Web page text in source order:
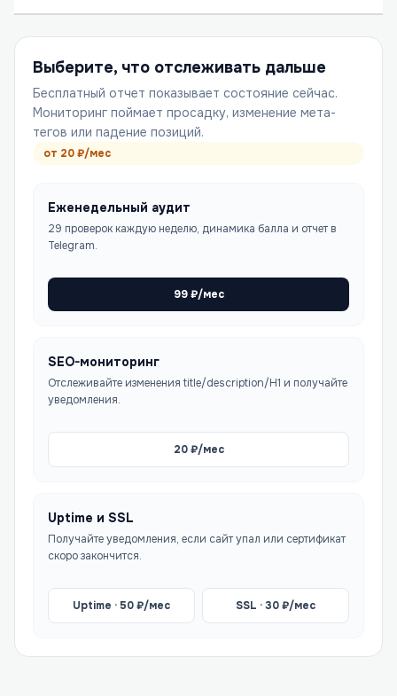
Выберите, что отслеживать дальше
Бесплатный отчет показывает состояние сейчас.
Мониторинг поймает просадку, изменение мета-
тегов или падение позиций.
от 20₽/мес
Еженедельный аудит
29 проверок каждую неделю, динамика балла и отчет в
Telegram.
99₽/мес
SEO-мониторинг
Отслеживайте изменения title/description/H1 и получайте
уведомления.
20₽/мес
Uptime и SSL
Получайте уведомления, если сайт упал или сертификат
скоро закончится.
Uptime ·50₽/мес SSL ·30₽/мес